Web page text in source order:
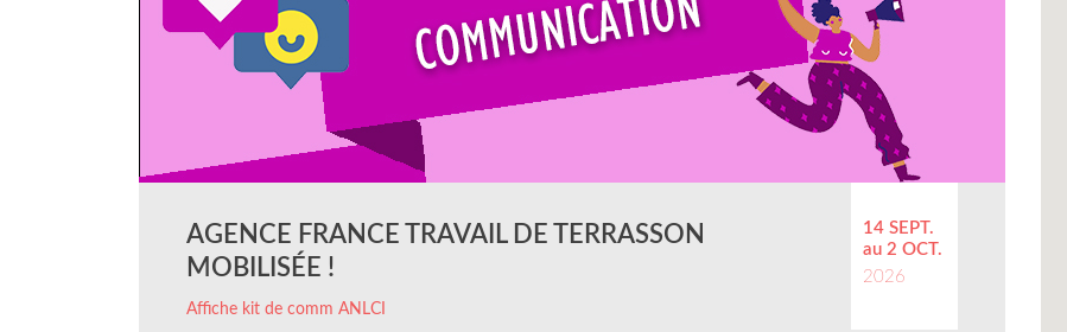
14 SEPT.
au 2 OCT.
2026
AGENCE FRANCE TRAVAIL DE TERRASSON
MOBILISÉE !
Affiche kit de comm ANLCI